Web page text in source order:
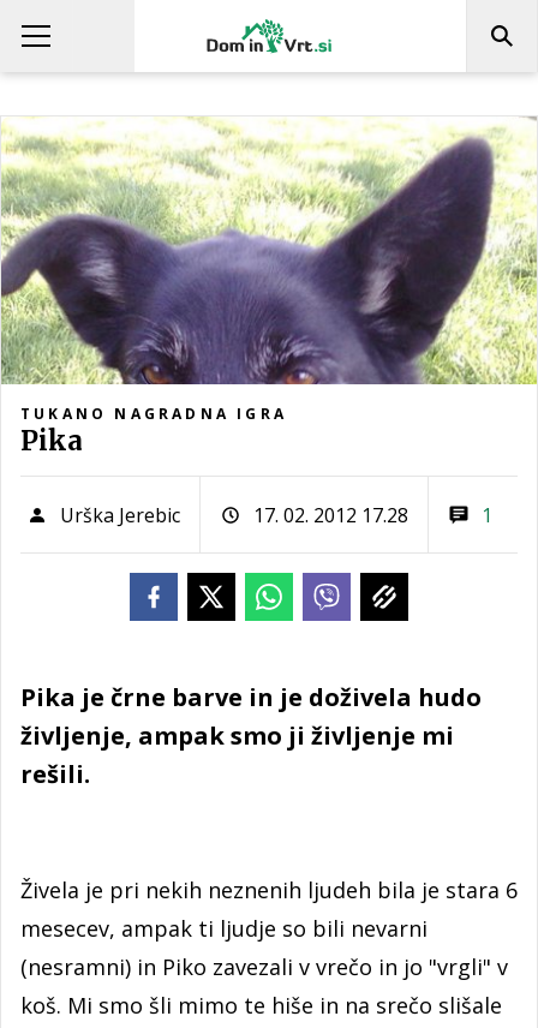
TUKANO NAGRADNA IGRA
Pika
Urška Jerebic 17. 02. 2012 17.28 1
Pika je črne barve in je doživela hudo
življenje, ampak smo ji življenje mi
rešili.
Živela je pri nekih neznenih ljudeh bila je stara 6
mesecev, ampak ti ljudje so bili nevarni
(nesramni) in Piko zavezali v vrečo in jo "vrgli" v
koš. Mi smo šli mimo te hiše in na srečo slišale